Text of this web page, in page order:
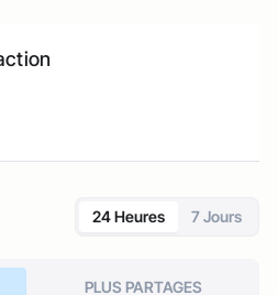
24 Heures 7 Jours
PLUS PARTAGES